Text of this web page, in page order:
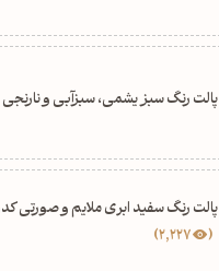
پالت رنگ سبز یشمی، سبزآبی و نارنجی
پالت رنگ سفید ابری ملایم و صورتی کدر
2,227